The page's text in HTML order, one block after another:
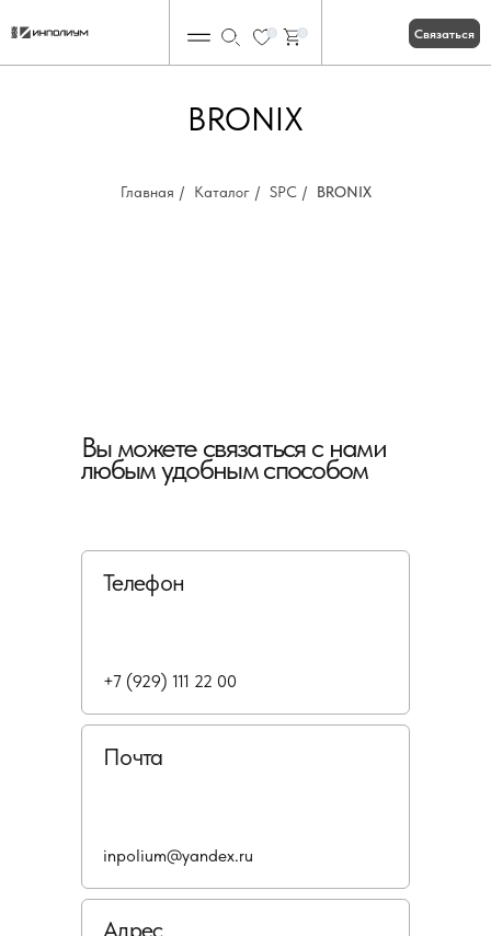
Связаться
BRONIX
Главная / Каталог / SPC / BRONIX
Вы можете связаться с нами
любым удобным способом
Телефон
Почта
Адрес
+7 (929) 111 22 00
inpolium@yandex.ru